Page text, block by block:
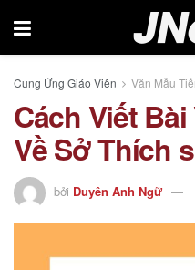
Cung Ứng Giáo Viên Văn Mẫu
Cách Viết
Về Sở Thích
bởi Duyên Anh Ngữ